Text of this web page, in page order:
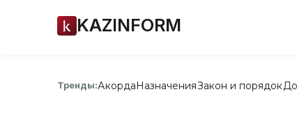
KAZINFORM
Тренды:АкордаНазначенияЗакон и порядок